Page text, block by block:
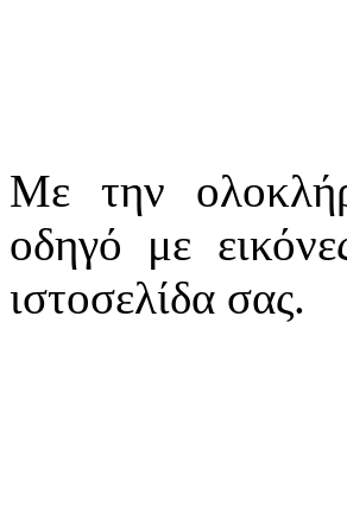
Με την
οδηγό με
ιστοσελίδα σας.